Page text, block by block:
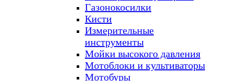
Газонокосилки
Кисти
Измерительные
инструменты
Мойки высокого давления
Мотоблоки и культиваторы
Мотобуры